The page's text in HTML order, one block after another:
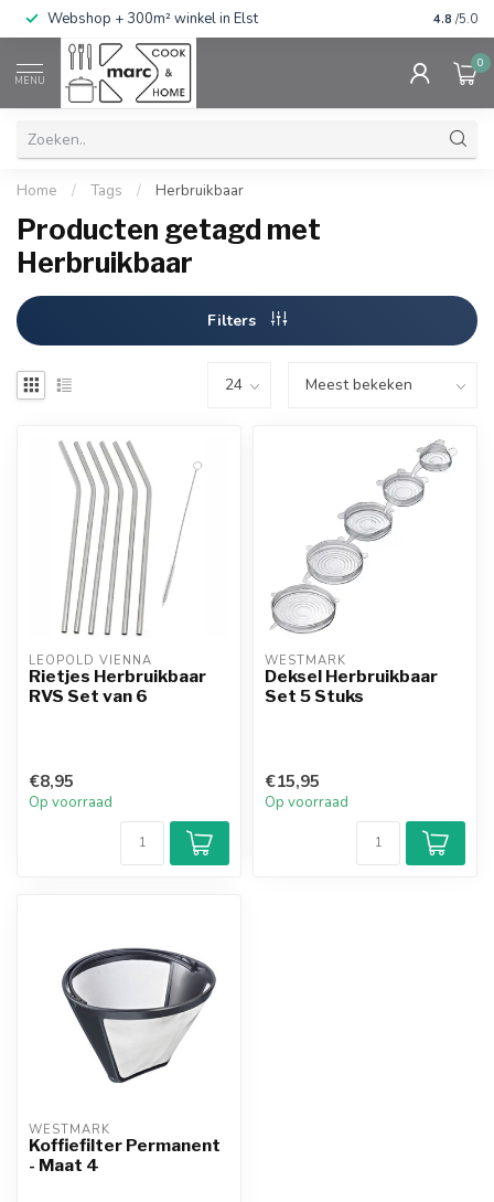
Webshop + 300m² winkel in Elst Gratis
4.8 /5.0
MENU
0
Home / Tags / Herbruikbaar
Producten getagd met
Herbruikbaar
Filters
LEOPOLD VIENNA
Rietjes Herbruikbaar
RVS Set van 6
€8,95
Op voorraad
WESTMARK
Deksel Herbruikbaar
Set 5 Stuks
€15,95
Op voorraad
WESTMARK
Koffiefilter Permanent
- Maat 4